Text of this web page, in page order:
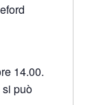
14.00.
può